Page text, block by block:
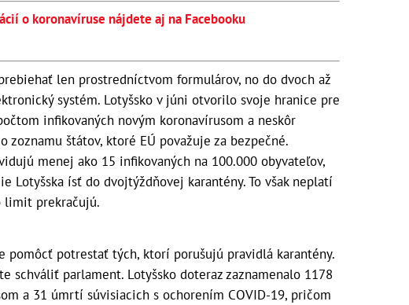
o koronavíruse nájdete aj na Facebooku
len prostredníctvom formulárov, no do dvoch až
systém. Lotyšsko v júni otvorilo svoje hranice pre
infikovaných novým koronavírusom a neskôr
zoznamu štátov, ktoré EÚ považuje za bezpečné.
menej ako 15 infikovaných na 100.000 obyvateľov,
Lotyšska ísť do dvojtýždňovej karantény. To však neplatí
limit prekračujú.
pomôcť potrestať tých, ktorí porušujú pravidlá karantény.
schváliť parlament. Lotyšsko doteraz zaznamenalo 1178
a 31 úmrtí súvisiacich s ochorením COVID-19, pričom